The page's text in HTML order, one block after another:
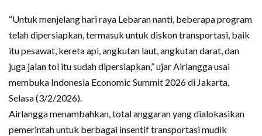
“Untuk menjelang hari raya Lebaran nanti, beberapa program
telah dipersiapkan, termasuk untuk diskon transportasi, baik
itu pesawat, kereta api, angkutan laut, angkutan darat, dan
juga jalan tol itu sudah dipersiapkan,” ujar Airlangga usai
membuka Indonesia Economic Summit 2026 di Jakarta,
Selasa (3/2/2026).
Airlangga menambahkan, total anggaran yang dialokasikan
pemerintah untuk berbagai insentif transportasi mudik